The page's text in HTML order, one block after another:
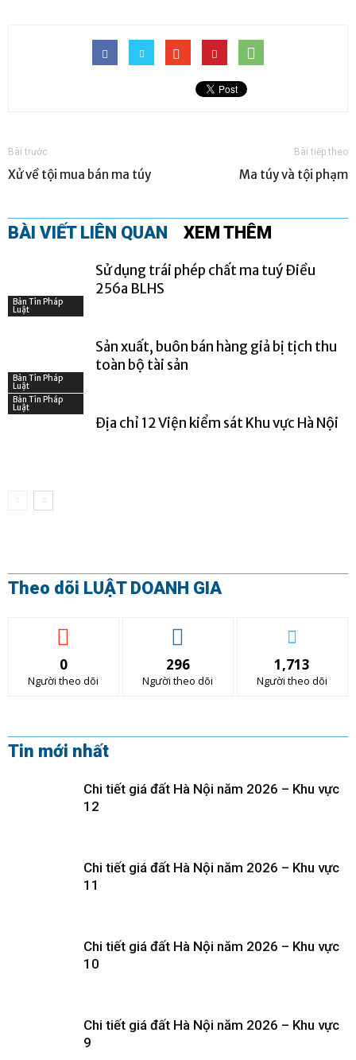
Bài trước
Xử về tội mua bán ma túy
Bài tiếp theo
Ma túy và tội phạm
BÀI VIẾT LIÊN QUAN XEM THÊM
Bản Tin Pháp
Luật
Sử dụng trái phép chất ma tuý Điều
256a BLHS
Bản Tin Pháp
Luật
Sản xuất, buôn bán hàng giả bị tịch thu
toàn bộ tài sản
Bản Tin Pháp
Luật
Địa chỉ 12 Viện kiểm sát Khu vực Hà Nội
Theo dõi LUẬT DOANH GIA
0
Người theo dõi
296
Người theo dõi
1,713
Người theo dõi
Tin mới nhất
Chi tiết giá đất Hà Nội năm 2026 – Khu vực
12
Chi tiết giá đất Hà Nội năm 2026 – Khu vực
11
Chi tiết giá đất Hà Nội năm 2026 – Khu vực
10
Chi tiết giá đất Hà Nội năm 2026 – Khu vực
9